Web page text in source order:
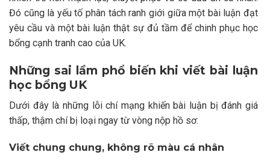
Đó cũng là yếu tố phân tách ranh giới giữa một bài luận đạt
yêu cầu và một bài luận thật sự đủ tầm để chinh phục học
bổng cạnh tranh cao của UK.
Những sai lầm phổ biến khi viết bài luận
học bổng UK
Dưới đây là những lỗi chí mạng khiến bài luận bị đánh giá
thấp, thậm chí bị loại ngay từ vòng nộp hồ sơ:
Viết chung chung, không rõ màu cá nhân